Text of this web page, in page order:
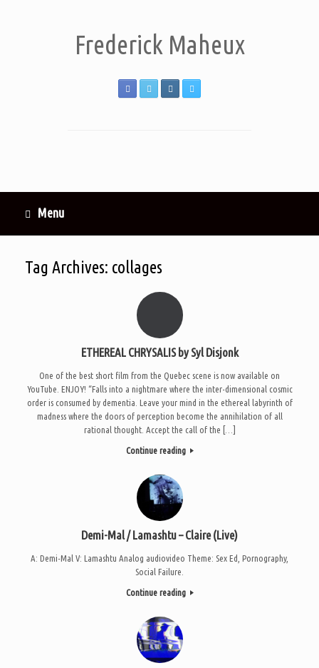
Frederick Maheux
Menu
Tag Archives: collages
ETHEREAL CHRYSALIS by Syl Disjonk
One of the best short film from the Quebec scene is now available on
YouTube. ENJOY! “Falls into a nightmare where the inter-dimensional cosmic
order is consumed by dementia. Leave your mind in the ethereal labyrinth of
madness where the doors of perception become the annihilation of all
rational thought. Accept the call of the […]
Continue reading
Demi-Mal / Lamashtu – Claire (Live)
A: Demi-Mal V: Lamashtu Analog audiovideo Theme: Sex Ed, Pornography,
Social Failure.
Continue reading